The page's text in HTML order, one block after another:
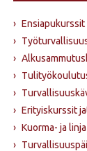
› Ensiapukurssit
›
›
›
›
› Erityiskurssit
› Kuorma- ja
›